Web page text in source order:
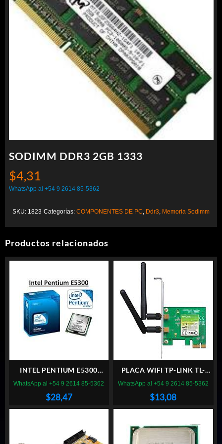
SODIMM DDR3 2GB 1333
$4,31
WhatsApp al +54 9 2614 85-5362
SKU: 1823 Categorías: COMPONENTES DE PC Ddr3 Memoria Sodimm
Productos relacionados
INTEL PENTIUM E5300
SOCKET 775
$28,47
WhatsApp al +54 9 2614 85-5362
PLACA WIFI TP-LINK TL-
WN881ND PCI EXPRESS
$13,08
WhatsApp al +54 9 2614 85-5362